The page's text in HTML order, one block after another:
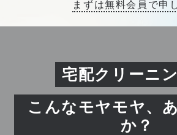
まずは無料会員で申
宅配クリーニ
こんなモヤモヤ、
か？